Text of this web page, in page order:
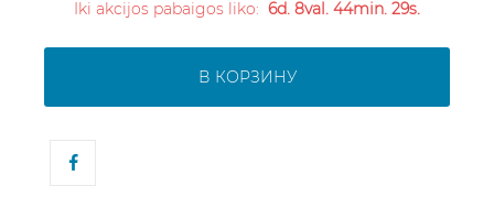
Iki akcijos pabaigos liko: 6d. 8val. 44min. 28s.
В КОРЗИНУ